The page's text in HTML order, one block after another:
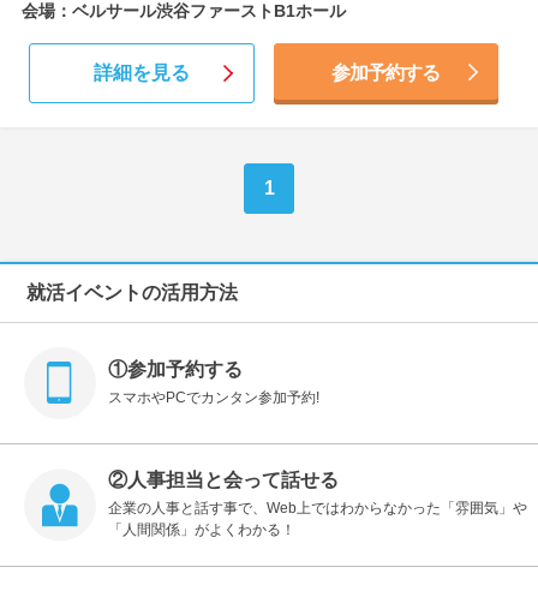
会場：ベルサール渋谷ファーストB1ホール
詳細を見る 参加予約する
1
就活イベントの活用方法
①参加予約する
スマホやPCでカンタン参加予約!
②人事担当と会って話せる
企業の人事と話す事で、Web上ではわからなかった「雰囲気」や
「人間関係」がよくわかる！